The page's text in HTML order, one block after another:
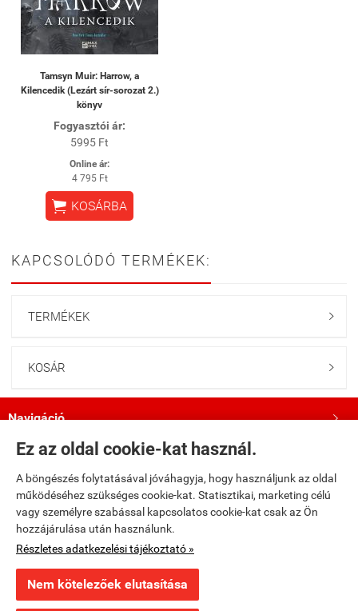
Ez az oldal cookie-kat használ.
A böngészés folytatásával jóváhagyja, hogy használjunk az oldal
működéséhez szükséges cookie-kat. Statisztikai, marketing célú
vagy személyre szabással kapcsolatos cookie-kat csak az Ön
hozzájárulása után használunk.
Részletes adatkezelési tájékoztató »
Nem kötelezőek elutasítása
Tamsyn Muir: Harrow, a
Kilencedik (Lezárt sír-sorozat 2.)
könyv
Fogyasztói ár:
5995 Ft
Online ár:
4 795 Ft
 KOSÁRBA
KAPCSOLÓDÓ TERMÉKEK:
TERMÉKEK 
KOSÁR 
Navigáció 
Saját fiók
Bemutatkozás
Kövess minket a Facebookon!